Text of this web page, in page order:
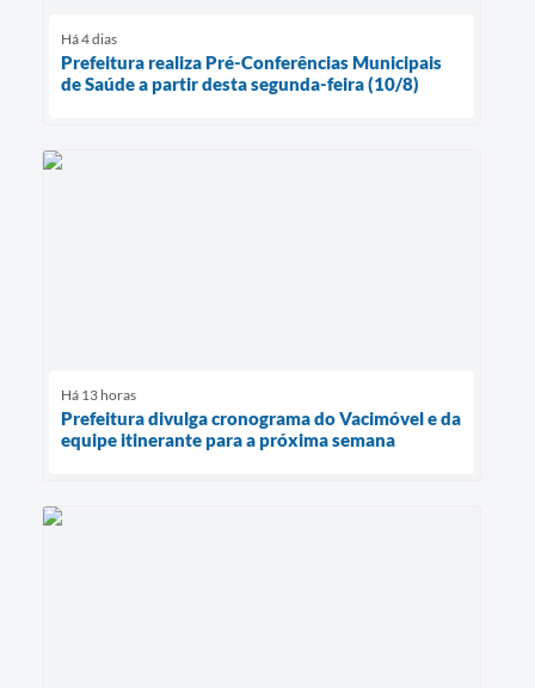
Há 4 dias
Prefeitura realiza Pré-Conferências Municipais
de Saúde a partir desta segunda-feira (10/8)
Há 13 horas
Prefeitura divulga cronograma do Vacimóvel e da
equipe itinerante para a próxima semana